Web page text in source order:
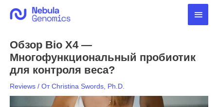
содержимому
Обзор Bio X4 —
Многофункциональный пробиотик
для контроля веса?
Reviews / ОтChristina Swords, Ph.D.